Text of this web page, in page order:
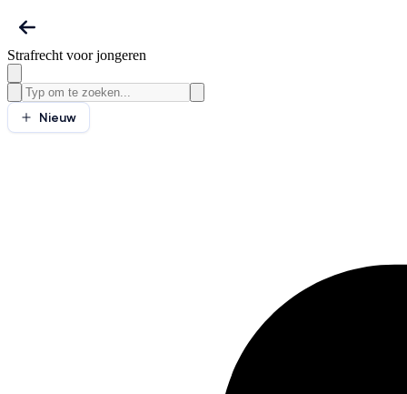
Strafrecht voor jongeren
Nieuw